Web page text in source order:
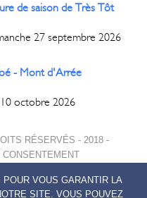
de saison de Très Tôt
27 septembre 2026
- Mont d'Arrée
octobre 2026
RÉSERVÉS - 2018 -
CONSENTEMENT
VOUS GARANTIR LA
SITE. VOUS POUVEZ